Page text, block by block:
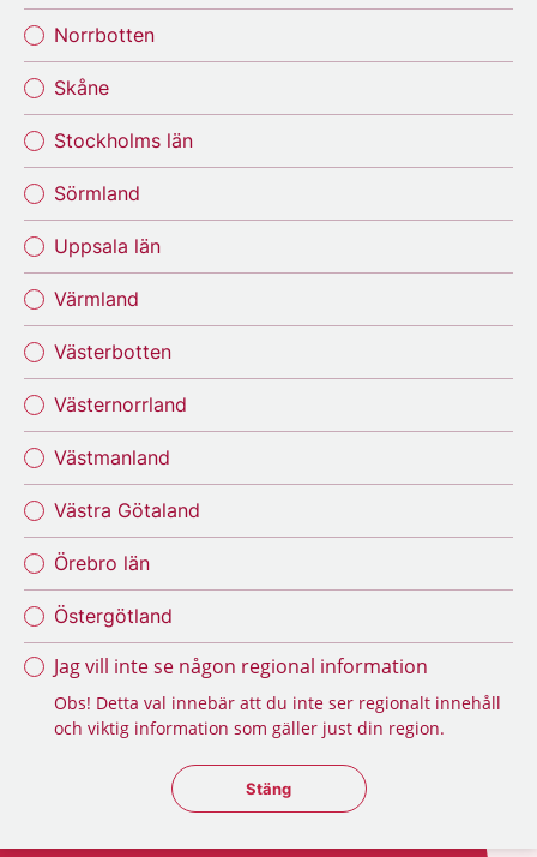
Norrbotten
Skåne
Stockholms län
Sörmland
Uppsala län
Värmland
Västerbotten
Västernorrland
Västmanland
Västra Götaland
Örebro län
Östergötland
Jag vill inte se någon regional information
Obs! Detta val innebär att du inte ser regionalt innehåll
och viktig information som gäller just din region.
Stäng regionsväljaren
Stäng